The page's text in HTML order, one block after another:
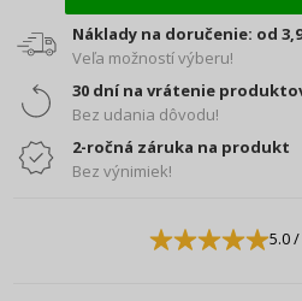
Náklady na doručenie: od
Veľa možností výberu!
30 dní na vrátenie
Bez udania dôvodu!
2-ročná záruka na produkt
Bez výnimiek!
5.0/